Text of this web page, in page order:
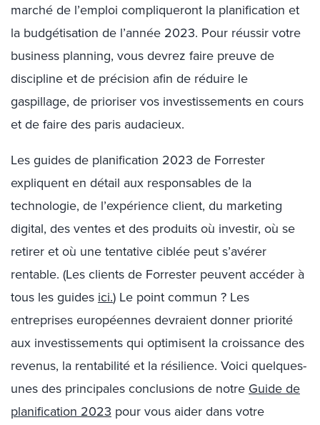
marché de l’emploi compliqueront la planification et
la budgétisation de l’année 2023. Pour réussir votre
business planning, vous devrez faire preuve de
discipline et de précision afin de réduire le
gaspillage, de prioriser vos investissements en cours
et de faire des paris audacieux.
Les guides de planification 2023 de Forrester
expliquent en détail aux responsables de la
technologie, de l’expérience client, du marketing
digital, des ventes et des produits où investir, où se
retirer et où une tentative ciblée peut s’avérer
rentable. (Les clients de Forrester peuvent accéder à
tous les guides ici.) Le point commun ? Les
entreprises européennes devraient donner priorité
aux investissements qui optimisent la croissance des
revenus, la rentabilité et la résilience. Voici quelques-
unes des principales conclusions de notre Guide de
planification 2023 pour vous aider dans votre